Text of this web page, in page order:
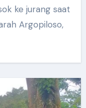
ke jurang saat
Argopiloso,